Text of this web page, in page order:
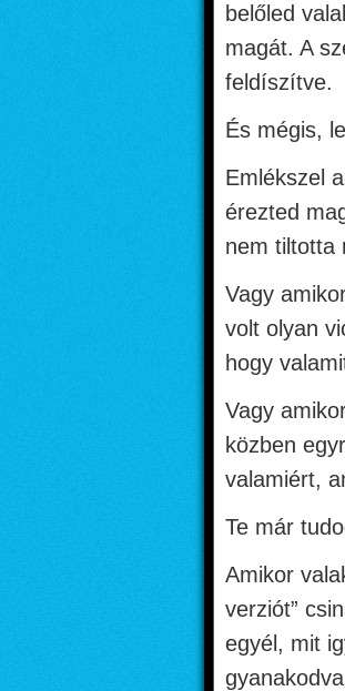
belőled
magát. A
feldíszítve.
És mégis,
Emlékszel
érezted
nem tiltotta
Vagy
volt olyan
hogy
Vagy
közben
valamiért,
Te már
Amikor
verziót”
egyél, mit